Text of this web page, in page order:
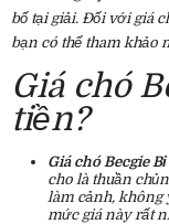
bố tại giải. Đối với giá
bạn có thể tham khảo
Giá chó
tiền?
Giá chó Becgie
cho là thuần
làm cảnh, không
mức giá này rất